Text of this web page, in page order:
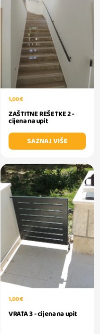
1,00 €
ZAŠTITNE REŠETKE 2 -
cijena na upit
SAZNAJ VIŠE
1,00 €
VRATA 3 - cijena na upit